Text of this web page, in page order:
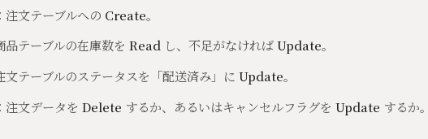
：注文テーブルへの Create。
品テーブルの在庫数を Read し、不足がなければUpdate。
文テーブルのステータスを「配送済み」に Update。
：注文データを Delete するか、あるいはキャンセルフラグを Update するか。